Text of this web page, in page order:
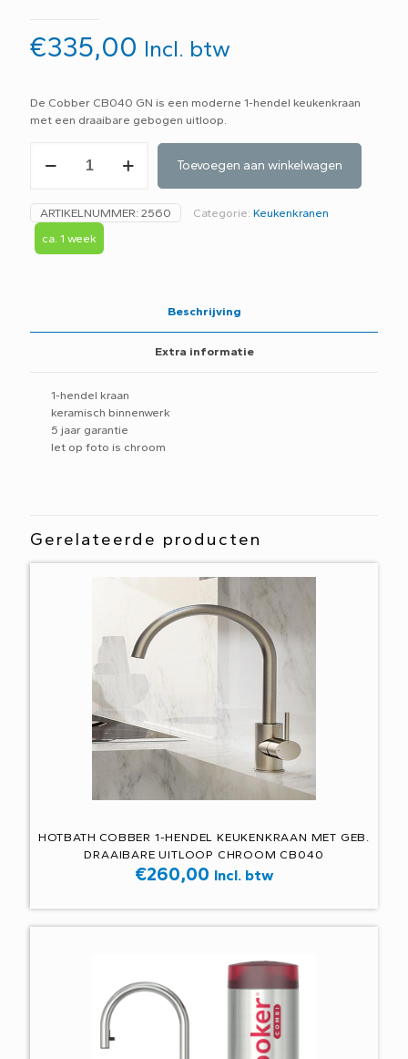
€335,00 Incl. btw
De Cobber CB040 GN is een moderne 1-hendel keukenkraan
met een draaibare gebogen uitloop.
Cobber
hendel
keukenkraan
met
geb.
Toevoegen aan winkelwagen
ARTIKELNUMMER: 2560 Categorie: Keukenkranen
ca. 1 week
Beschrijving
Extra informatie
1-hendel kraan
keramisch binnenwerk
5 jaar garantie
let op foto is chroom
Gerelateerde producten
HOTBATH COBBER 1-HENDEL KEUKENKRAAN MET GEB.
DRAAIBARE UITLOOP CHROOM CB040
€260,00 Incl. btw